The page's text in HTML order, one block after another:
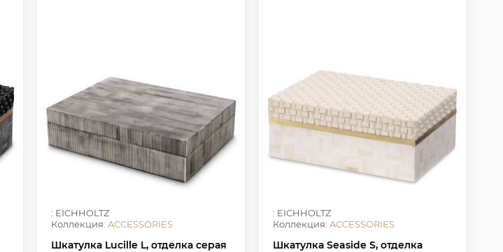
: EICHHOLTZ
Коллекция:ACCESSORIES
Шкатулка Lucille L, отделка серая
: EICHHOLTZ
Коллекция: ACCESSORIES
Шкатулка Seaside S, отделка